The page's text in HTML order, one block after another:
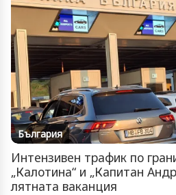
България
Интензивен трафик по
„Калотина“ и „Капитан
лятната ваканция